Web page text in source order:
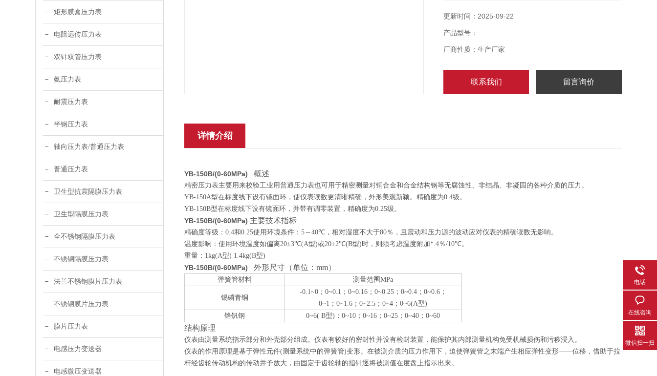
矩形膜盒压力表
电阻远传压力表
双针双管压力表
氨压力表
耐震压力表
半钢压力表
轴向压力表/普通压力表
普通压力表
卫生型抗震隔膜压力表
卫生型隔膜压力表
全不锈钢隔膜压力表
不锈钢隔膜压力表
法兰不锈钢膜片压力表
不锈钢膜片压力表
膜片压力表
电感压力变送器
电感微压变送器
更新时间：2025-09-22
产品型号：
厂商性质：生产厂家
联系我们 留言询价
详情介绍
YB-150B/(0-60MPa) 概述
精密压力表主要用来校验工业用普通压力表也可用于精密测量对铜合金和合金结构钢等无腐蚀性、非结晶、非凝固的各种介质的压力。
YB-150A型在标度线下设有镜面环，使仪表读数更清晰精确，外形美观新颖。精确度为0.4级。
YB-150B型在标度线下设有镜面环，并带有调零装置，精确度为0.25级。
YB-150B/(0-60MPa) 主要技术指标
精确度等级：0.4和0.25使用环境条件：5～40℃ ，相对湿度不大于80％，且震动和压力源的波动应对仪表的精确读数无影响。
温度影响：使用环境温度如偏离20±3℃(A型)或20±2℃(B型)时，则须考虑温度附加*.4％/10℃。
重量：1kg(A型) 1.4kg(B型)
YB-150B/(0-60MPa) 外形尺寸（单位：mm）
弹簧管材料 测量范围MPa
锡磷青铜
-0.1~0；0~0.1；0~0.16；0~0.25；0~0.4；0~0.6；
0~1；0~1.6；0~2.5；0~4；0~6(A型)
铬钒钢
0~6( B型)；0~10；0~16；0~25；0~40；0~60
结构原理
仪表由测量系统指示部分和外壳部分组成。仪表有较好的密封性并设有检封装置，能保护其内部测量机构免受机械损伤和污秽浸入。
仪表的作用原理是基于弹性元件(测量系统中的弹簧管)变形。在被测介质的压力作用下，迫使弹簧管之末端产生相应弹性变形——位移，借助于拉
杆经齿轮传动机构的传动并予放大，由固定于齿轮轴的指针逐将被测值在度盘上指示出来。
电话
在线咨询
微信扫一扫